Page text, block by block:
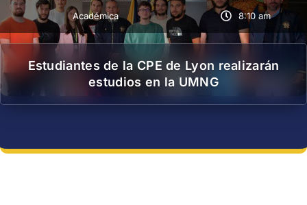
Académica
8:10 am
Estudiantes de la CPE de Lyon realizarán
estudios en la UMNG